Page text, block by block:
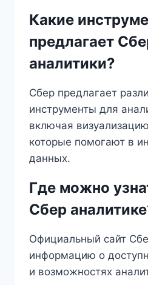
Какие
предлагает
аналитики?
Сбер предлагает
инструменты для
включая
которые помогают в
данных.
Где можно
Сбер
Официальный сайт
информацию о
и возможностях